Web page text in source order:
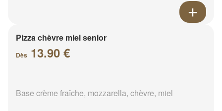
Pizza chèvre miel senior
Dès 13.90 €
Base crème fraîche, mozzarella, chèvre, miel